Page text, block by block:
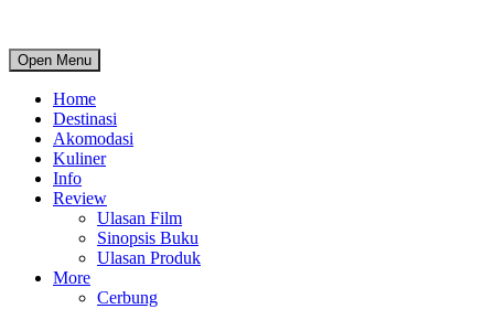
Open Menu
Home
Destinasi
Akomodasi
Kuliner
Info
Review
Ulasan Film
Sinopsis Buku
Ulasan Produk
More
Cerbung